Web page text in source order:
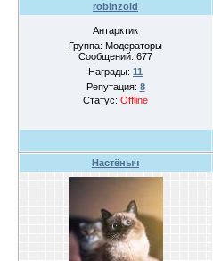
robinzoid
Антарктик
Группа: Модераторы
Сообщений: 677
Награды: 11
Репутация: 8
Статус: Offline
Настёныч